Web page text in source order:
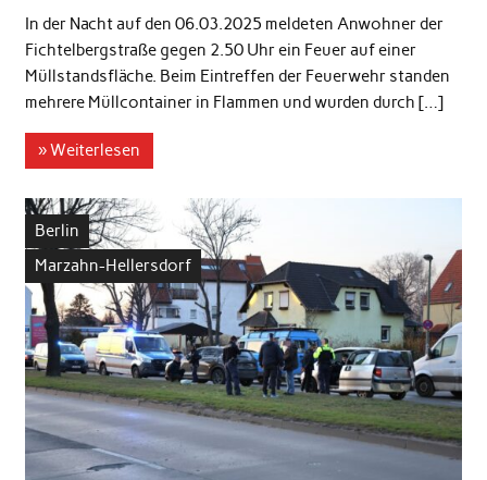
In der Nacht auf den 06.03.2025 meldeten Anwohner der
Fichtelbergstraße gegen 2.50 Uhr ein Feuer auf einer
Müllstandsfläche. Beim Eintreffen der Feuerwehr standen
mehrere Müllcontainer in Flammen und wurden durch […]
» Weiterlesen
Berlin
Marzahn-Hellersdorf